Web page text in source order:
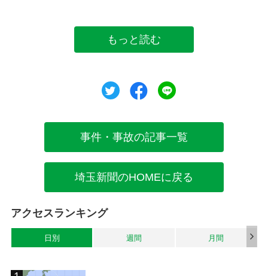
もっと読む
ツイートシェア
事件・事故の記事一覧
埼玉新聞のHOMEに戻る
アクセスランキング
日別 週間 月間